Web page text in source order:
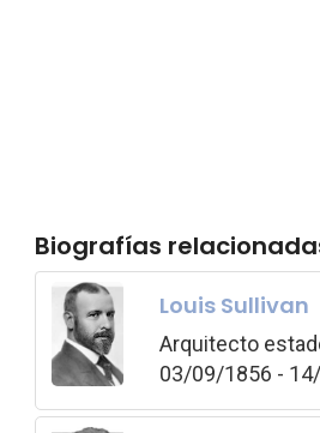
Biografías
Louis Sullivan
Arquitecto
03/09/1856 -